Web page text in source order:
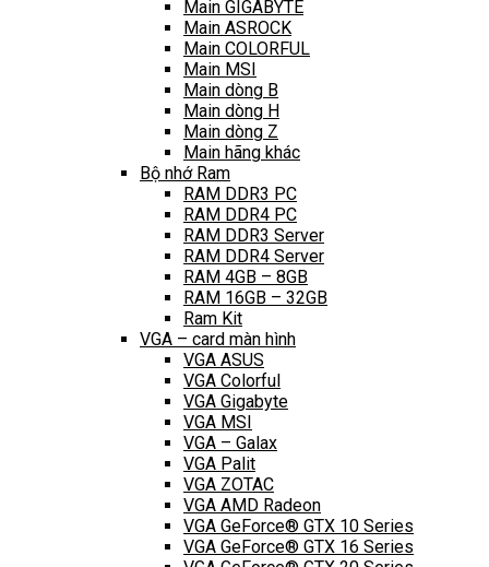
Main GIGABYTE
Main ASROCK
Main COLORFUL
Main MSI
Main dòng B
Main dòng H
Main dòng Z
Main hãng khác
Bộ nhớ Ram
RAM DDR3 PC
RAM DDR4 PC
RAM DDR3 Server
RAM DDR4 Server
RAM 4GB – 8GB
RAM 16GB – 32GB
Ram Kit
VGA – card màn hình
VGA ASUS
VGA Colorful
VGA Gigabyte
VGA MSI
VGA – Galax
VGA Palit
VGA ZOTAC
VGA AMD Radeon
VGA GeForce® GTX 10 Series
VGA GeForce® GTX 16 Series